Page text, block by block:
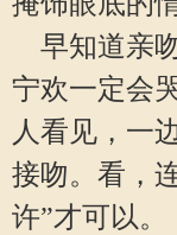
早知道亲
宁欢一定会
人看见，一
接吻。看，
许”才可以。